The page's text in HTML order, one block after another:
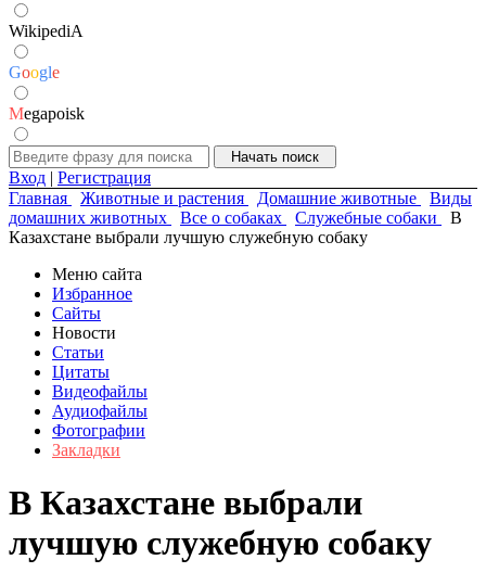
WikipediA
Google
Megapoisk
Вход | Регистрация
Главная
Животные и растения Домашние животные
Виды
домашних животных
Все о собаках Служебные собаки
В
Казахстане выбрали лучшую служебную собаку
Меню сайта
Избранное
Сайты
Новости
Статьи
Цитаты
Видеофайлы
Аудиофайлы
Фотографии
Закладки
В Казахстане выбрали
лучшую служебную собаку